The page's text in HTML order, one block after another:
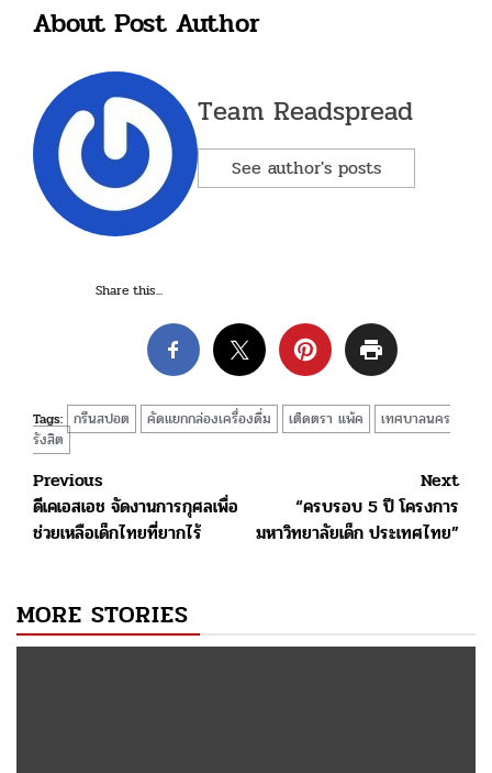
About Post Author
Team Readspread
See author's posts
Share this...
Tags: กรีนสปอต คัดแยกกล่องเครื่องดื่ม เต็ดตรา แพ้ค
เทศบาลนคร
รังสิต
Post
navigation
Previous
ดีเคเอสเอช จัดงานการกุศลเพื่อ
ช่วยเหลือเด็กไทยที่ยากไร้
Next
“ครบรอบ 5 ปี โครงการ
มหาวิทยาลัยเด็ก ประเทศไทย”
MORE STORIES